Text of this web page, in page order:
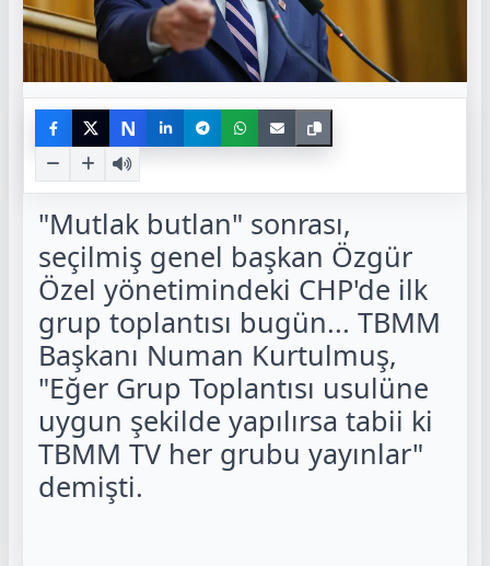
N
"Mutlak butlan" sonrası,
seçilmiş genel başkan Özgür
Özel yönetimindeki CHP'de ilk
grup toplantısı bugün... TBMM
Başkanı Numan Kurtulmuş,
"Eğer Grup Toplantısı usulüne
uygun şekilde yapılırsa tabii ki
TBMM TV her grubu yayınlar"
demişti.